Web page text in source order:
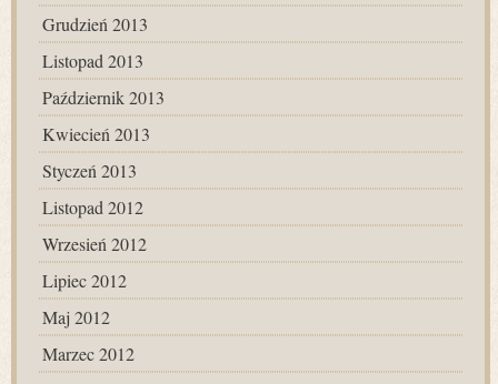
Grudzień 2013
Listopad 2013
Październik 2013
Kwiecień 2013
Styczeń 2013
Listopad 2012
Wrzesień 2012
Lipiec 2012
Maj 2012
Marzec 2012